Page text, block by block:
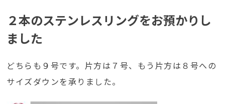
２本のステンレスリングをお預かりし
ました
どちらも９号です。片方は７号、もう片方は８号への
サイズダウンを承りました。